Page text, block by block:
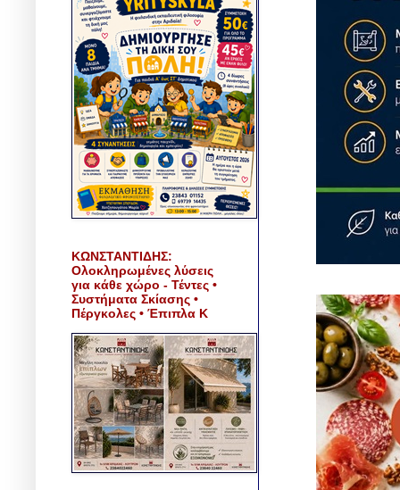
ΚΩΝΣΤΑΝΤΙΔΗΣ:
Ολοκληρωμένες λύσεις
για κάθε χώρο - Τέντες •
Συστήματα Σκίασης •
Πέργκολες • Έπιπλα Κ